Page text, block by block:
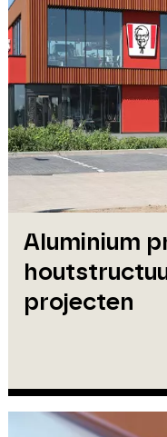
Aluminium
projecten